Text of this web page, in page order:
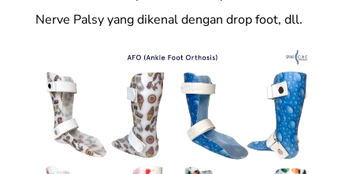
Nerve Palsy yang dikenal dengan drop foot, dll.